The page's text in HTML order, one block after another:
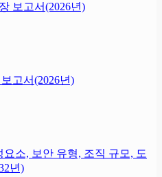
보고서(2026년)
고서(2026년)
소, 보안 유형, 조직 규모, 도
년)